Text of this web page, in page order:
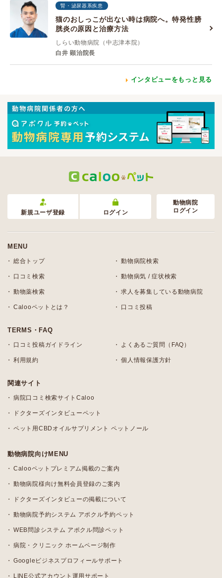
腎・泌尿器系疾患
猫のおしっこが出ない時は病院へ。特発性膀
胱炎の原因と治療方法
しらい動物病院（中志津本院）
白井 顕治院長
インタビューをもっと見る
新規ユーザ登録 ログイン
動物病院
ログイン
MENU
総合トップ 動物病院検索
口コミ検索 動物病気 / 症状検索
動物薬検索 求人を募集している動物病院
Calooペットとは？ 口コミ投稿
TERMS・FAQ
口コミ投稿ガイドライン よくあるご質問（FAQ）
利用規約 個人情報保護方針
関連サイト
病院口コミ検索サイトCaloo
ドクターズインタビューペット
ペット用CBDオイルサプリメント ペットノール
動物病院向けMENU
Calooペットプレミアム掲載のご案内
動物病院様向け無料会員登録のご案内
ドクターズインタビューの掲載について
動物病院予約システム アポクル予約ペット
WEB問診システム アポクル問診ペット
病院・クリニック ホームページ制作
Googleビジネスプロフィールサポート
LINE公式アカウント運用サポート